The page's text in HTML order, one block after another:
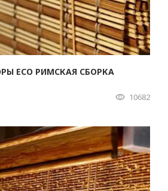
ECO РИМСКАЯ СБОРКА
10682